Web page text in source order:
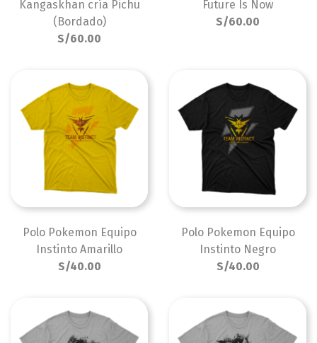
Kangaskhan cría Pichu
(Bordado)
S/60.00
Future Is Now
S/60.00
Polo Pokemon Equipo
Instinto Amarillo
S/40.00
Polo Pokemon Equipo
Instinto Negro
S/40.00